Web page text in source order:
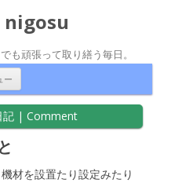
nigosu
も頑張って取り繕う毎日。
ー
記 | Comment
材を設置たり設定みたり